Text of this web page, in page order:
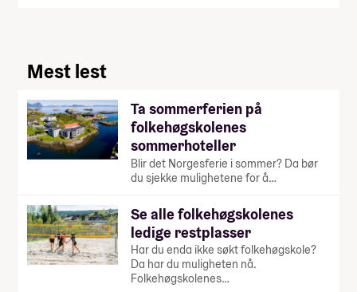
Mest lest
Ta sommerferien på
folkehøgskolenes
sommerhoteller
Blir det Norgesferie i sommer? Da bør
du sjekke mulighetene for å…
Se alle folkehøgskolenes
ledige restplasser
Har du enda ikke søkt folkehøgskole?
Da har du muligheten nå.
Folkehøgskolenes…